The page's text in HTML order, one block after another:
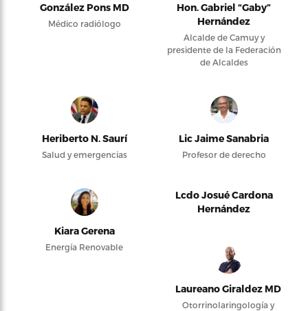
González Pons MD
Médico radiólogo
Hon. Gabriel “Gaby”
Hernández
Alcalde de Camuy y
presidente de la Federación
de Alcaldes
Heriberto N. Saurí
Salud y emergencias
Lic Jaime Sanabria
Profesor de derecho
Kiara Gerena
Energía Renovable
Lcdo Josué Cardona
Hernández
Laureano Giraldez MD
Otorrinolaringología y